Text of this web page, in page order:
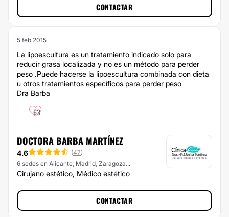
CONTACTAR
5 feb 2015
La lipoescultura es un tratamiento indicado solo para
reducir grasa localizada y no es un método para perder
peso .Puede hacerse la lipoescultura combinada con dieta
u otros tratamientos específicos para perder peso
Dra Barba
63
DOCTORA BARBA MARTÍNEZ
4.6 (47)
6 sedes en Alicante, Madrid, Zaragoza...
Cirujano estético, Médico estético
CONTACTAR